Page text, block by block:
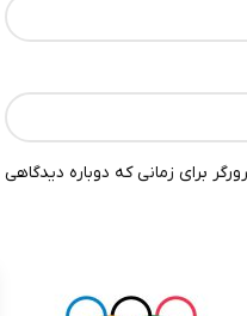
برای زمانی که دوباره دیدگاهی